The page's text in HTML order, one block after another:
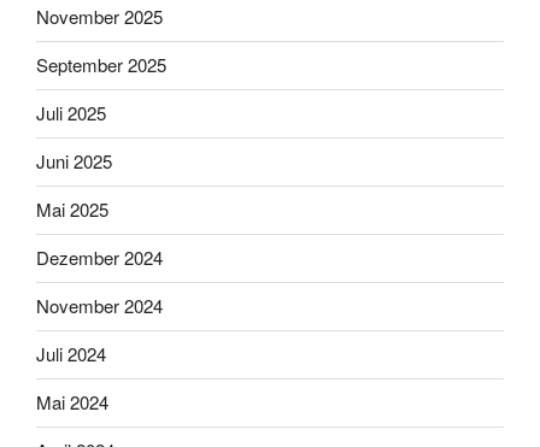
November 2025
September 2025
Juli 2025
Juni 2025
Mai 2025
Dezember 2024
November 2024
Juli 2024
Mai 2024